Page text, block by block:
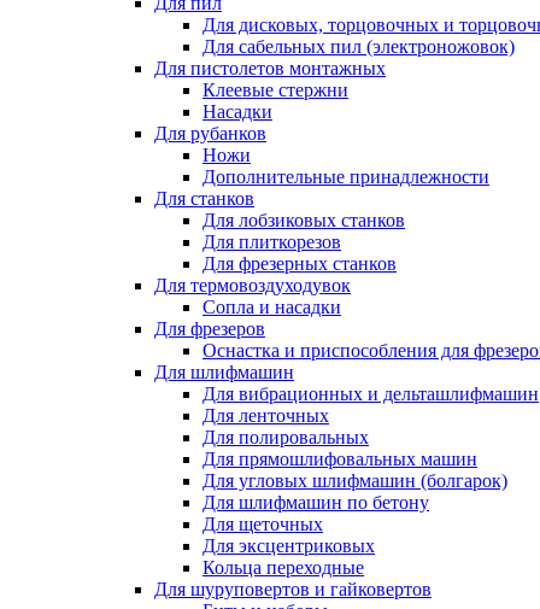
Для дисковых, торцовочных и
Для сабельных пил (электроножовок)
Для пистолетов монтажных
Клеевые стержни
Насадки
Для рубанков
Ножи
Дополнительные принадлежности
Для станков
Для лобзиковых станков
Для плиткорезов
Для фрезерных станков
Для термовоздуходувок
Сопла и насадки
Для фрезеров
Оснастка и приспособления для
Для шлифмашин
Для вибрационных и дельташлифмашин
Для ленточных
Для полировальных
Для прямошлифовальных машин
Для угловых шлифмашин (болгарок)
Для шлифмашин по бетону
Для щеточных
Для эксцентриковых
Кольца переходные
Для шуруповертов и гайковертов